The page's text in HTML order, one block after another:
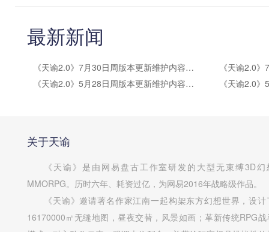
最新新闻
《天谕2.0》7月30日周版本更新维护内容公告
《天谕2.0》5月28日周版本更新维护内容公告
关于天谕
《天谕》是由网易盘古工作室研发的大型无束缚3D幻
MMORPG。历时六年、耗资过亿，为网易2016年战略级作品。
《天谕》邀请著名作家江南一起构架东方幻想世界，设计
16170000㎡无缝地图，昼夜交替，风景如画；革新传统RPG战